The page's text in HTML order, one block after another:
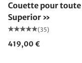
Couette pour
Superior »
(35)
419,00 €